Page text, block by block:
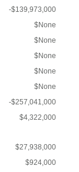
-$139,973,000
$None
$None
$None
$None
$None
-$257,041,000
$4,322,000
$27,938,000
$924,000